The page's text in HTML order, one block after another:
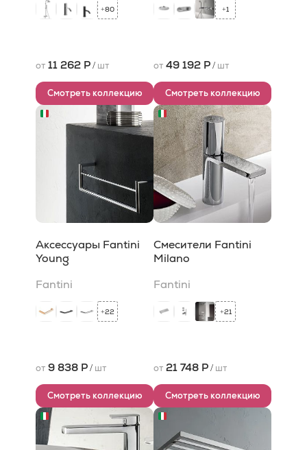
+80
от 11 262 Р/ шт
Смотреть коллекцию
+1
от 49 192 Р/ шт
Смотреть коллекцию
Аксессуары Fantini
Young
Fantini
+22
от 9 838 Р/ шт
Смотреть коллекцию
Смесители Fantini
Milano
Fantini
+21
от 21 748 Р/ шт
Смотреть коллекцию